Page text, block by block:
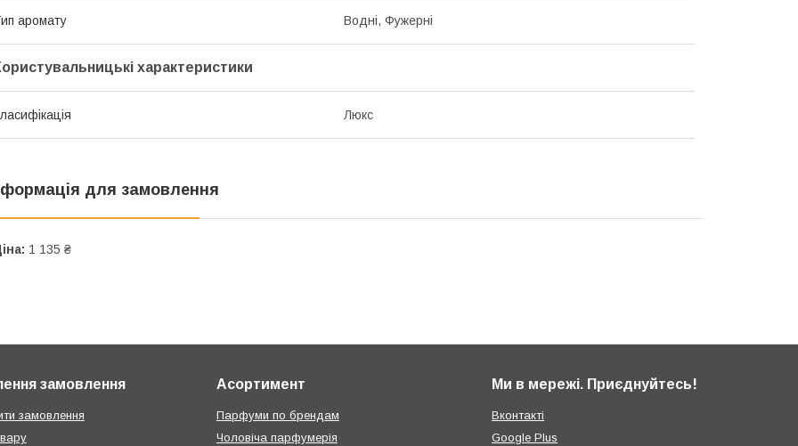
аромату Водні, Фужерні
характеристики
Люкс
для замовлення
1 135 ₴
замовлення
замовлення
Асортимент
Парфуми по брендам
Чоловіча парфумерія
Ми в мережі. Приєднуйтесь!
Вконтакті
Google Plus